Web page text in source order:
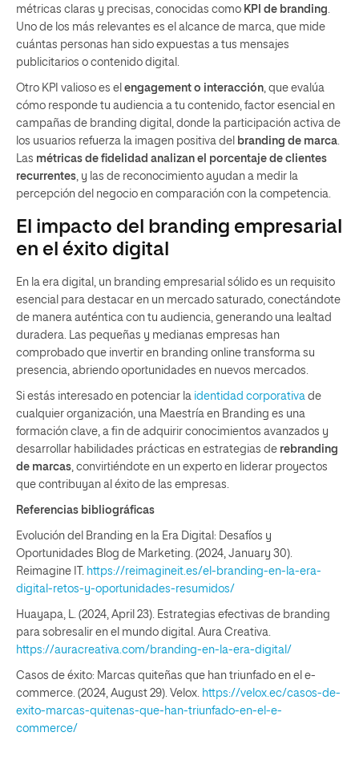
métricas claras y precisas, conocidas como KPI de branding
Uno de los más relevantes es el alcance de marca, que mide
cuántas personas han sido expuestas a tus mensajes
publicitarios o contenido digital.
Otro KPI valioso es el engagement o interacción , que evalúa
cómo responde tu audiencia a tu contenido, factor esencial en
campañas de branding digital, donde la participación activa de
los usuarios refuerza la imagen positiva del branding de marca
Las métricas de fidelidad analizan el porcentaje de clientes
recurrentes , y las de reconocimiento ayudan a medir la
percepción del negocio en comparación con la competencia.
El impacto del branding empresarial
en el éxito digital
En la era digital, un branding empresarial sólido es un requisito
esencial para destacar en un mercado saturado, conectándote
de manera auténtica con tu audiencia, generando una lealtad
duradera. Las pequeñas y medianas empresas han
comprobado que invertir en branding online transforma su
presencia, abriendo oportunidades en nuevos mercados.
Si estás interesado en potenciar la identidad corporativa de
cualquier organización, una Maestría en Branding es una
formación clave, a fin de adquirir conocimientos avanzados y
desarrollar habilidades prácticas en estrategias de rebranding
de marcas , convirtiéndote en un experto en liderar proyectos
que contribuyan al éxito de las empresas.
Referencias bibliográficas
Evolución del Branding en la Era Digital: Desafíos y
Oportunidades Blog de Marketing. (2024, January 30).
Reimagine IT.
https://reimagineit.es/el-branding-en-la-era-
digital-retos-y-oportunidades-resumidos/
Huayapa, L. (2024, April 23). Estrategias efectivas de branding
para sobresalir en el mundo digital. Aura Creativa.
https://auracreativa.com/branding-en-la-era-digital/
Casos de éxito: Marcas quiteñas que han triunfado en el e-
commerce. (2024, August 29). Velox. https://velox.ec/casos-de-
exito-marcas-quitenas-que-han-triunfado-en-el-e-
commerce/